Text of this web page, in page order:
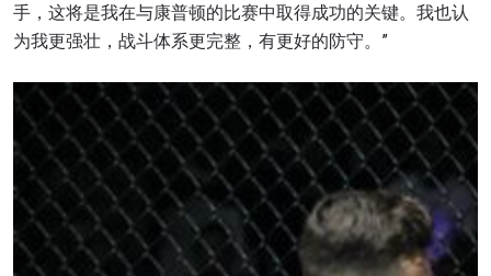
手，这将是我在与康普顿的比赛中取得成功的关键。我也认
为我更强壮，战斗体系更完整，有更好的防守。”